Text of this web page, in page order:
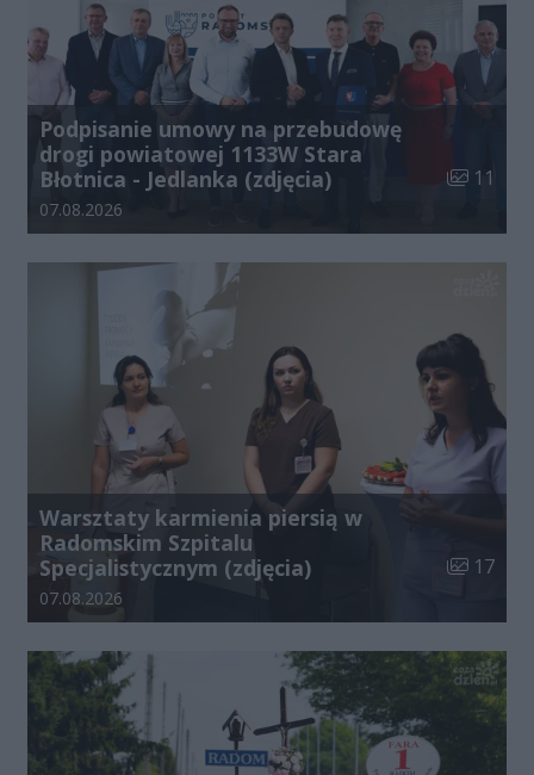
Podpisanie umowy na przebudowę
drogi powiatowej 1133W Stara
Błotnica - Jedlanka (zdjęcia)
Liczba
11
Data dodania galerii:
07.08.2026
Warsztaty karmienia piersią w
Radomskim Szpitalu
Specjalistycznym (zdjęcia)
Liczba
17
Data dodania galerii:
07.08.2026